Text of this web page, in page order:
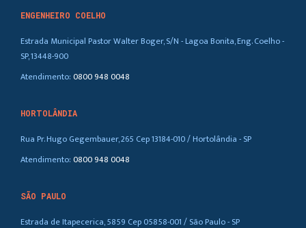
ENGENHEIRO COELHO
Estrada Municipal Pastor Walter Boger, S/N - Lagoa Bonita, Eng. Coelho -
SP, 13448-900
Atendimento:0800 948 0048
HORTOLÂNDIA
Rua Pr. Hugo Gegembauer, 265 Cep 13184-010 / Hortolândia - SP
Atendimento:0800 948 0048
SÃO PAULO
Estrada de Itapecerica, 5859 Cep 05858-001 / São Paulo - SP